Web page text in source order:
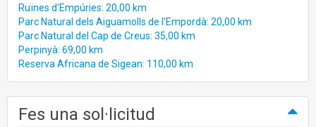
Ruïnes d'Empúries: 20,00 km
Parc Natural dels Aiguamolls de l'Empordà: 20,00 km
Parc Natural del Cap de Creus: 35,00 km
Perpinyà: 69,00 km
Reserva Africana de Sigean: 110,00 km
Fes una sol·licitud